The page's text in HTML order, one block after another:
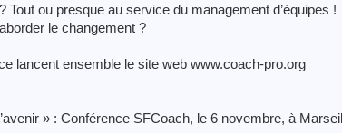
ou presque au service du management d’équipes !
le changement ?
lancent ensemble le site web www.coach-pro.org
» : Conférence SFCoach, le 6 novembre, à